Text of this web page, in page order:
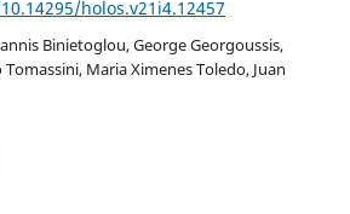
holos.v21i4.12457
Binietoglou, George Georgoussis,
Maria Ximenes Toledo, Juan